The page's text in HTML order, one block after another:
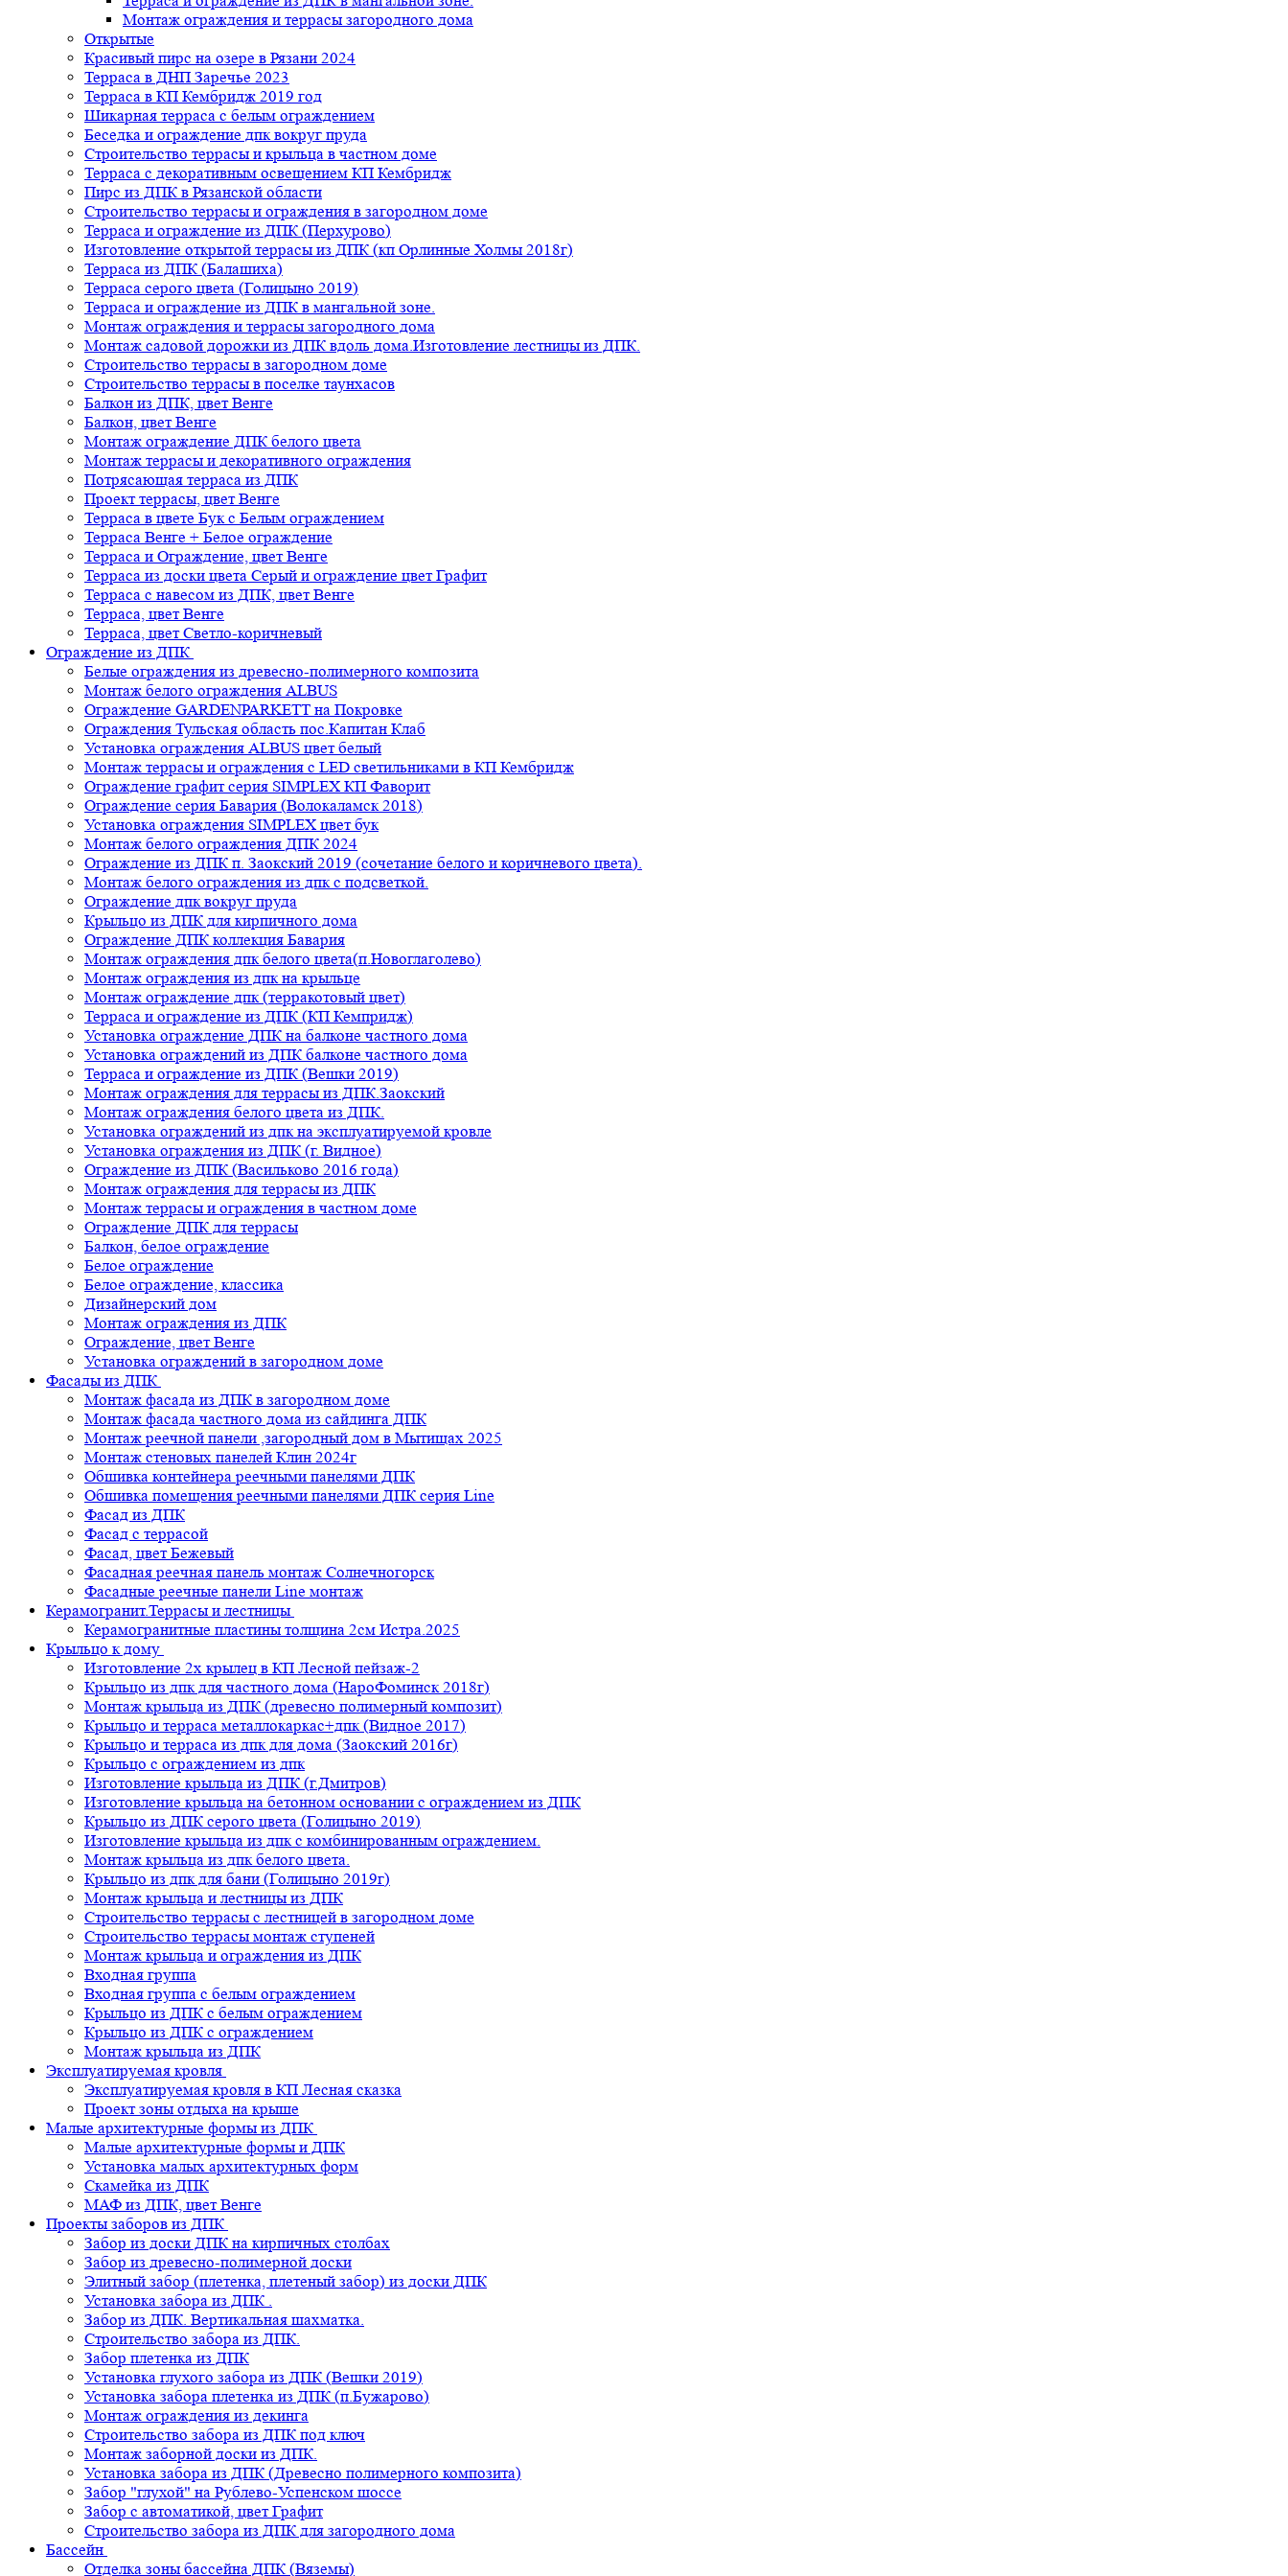
Монтаж ограждения и террасы загородного дома
Открытые
Красивый пирс на озере в Рязани 2024
Терраса в ДНП Заречье 2023
Терраса в КП Кембридж 2019 год
Шикарная терраса с белым ограждением
Беседка и ограждение дпк вокруг пруда
Строительство террасы и крыльца в частном доме
Терраса с декоративным освещением КП Кембридж
Пирс из ДПК в Рязанской области
Строительство террасы и ограждения в загородном доме
Терраса и ограждение из ДПК (Перхурово)
Изготовление открытой террасы из ДПК (кп Орлинные Холмы 2018г)
Терраса из ДПК (Балашиха)
Терраса серого цвета (Голицыно 2019)
Терраса и ограждение из ДПК в мангальной зоне.
Монтаж ограждения и террасы загородного дома
Монтаж садовой дорожки из ДПК вдоль дома.Изготовление лестницы из ДПК.
Строительство террасы в загородном доме
Строительство террасы в поселке таунхасов
Балкон из ДПК, цвет Венге
Балкон, цвет Венге
Монтаж ограждение ДПК белого цвета
Монтаж террасы и декоративного ограждения
Потрясающая терраса из ДПК
Проект террасы, цвет Венге
Терраса в цвете Бук с Белым ограждением
Терраса Венге + Белое ограждение
Терраса и Ограждение, цвет Венге
Терраса из доски цвета Серый и ограждение цвет Графит
Терраса с навесом из ДПК, цвет Венге
Терраса, цвет Венге
Терраса, цвет Светло-коричневый
Ограждение из ДПК
Белые ограждения из древесно-полимерного композита
Монтаж белого ограждения ALBUS
Ограждение GARDENPARKETT на Покровке
Ограждения Тульская область пос.Капитан Клаб
Установка ограждения ALBUS цвет белый
Монтаж террасы и ограждения с LED светильниками в КП Кембридж
Ограждение графит серия SIMPLEX КП Фаворит
Ограждение серия Бавария (Волокаламск 2018)
Установка ограждения SIMPLEX цвет бук
Монтаж белого ограждения ДПК 2024
Ограждение из ДПК п. Заокский 2019 (сочетание белого и коричневого цвета).
Монтаж белого ограждения из дпк с подсветкой.
Ограждение дпк вокруг пруда
Крыльцо из ДПК для кирпичного дома
Ограждение ДПК коллекция Бавария
Монтаж ограждения дпк белого цвета(п.Новоглаголево)
Монтаж ограждения из дпк на крыльце
Монтаж ограждение дпк (терракотовый цвет)
Терраса и ограждение из ДПК (КП Кемпридж)
Установка ограждение ДПК на балконе частного дома
Установка ограждений из ДПК балконе частного дома
Терраса и ограждение из ДПК (Вешки 2019)
Монтаж ограждения для террасы из ДПК.Заокский
Монтаж ограждения белого цвета из ДПК.
Установка ограждений из дпк на эксплуатируемой кровле
Установка ограждения из ДПК (г. Видное)
Ограждение из ДПК (Васильково 2016 года)
Монтаж ограждения для террасы из ДПК
Монтаж террасы и ограждения в частном доме
Ограждение ДПК для террасы
Балкон, белое ограждение
Белое ограждение
Белое ограждение, классика
Дизайнерский дом
Монтаж ограждения из ДПК
Ограждение, цвет Венге
Установка ограждений в загородном доме
Фасады из ДПК
Монтаж фасада из ДПК в загородном доме
Монтаж фасада частного дома из сайдинга ДПК
Монтаж реечной панели ,загородный дом в Мытищах 2025
Монтаж стеновых панелей Клин 2024г
Обшивка контейнера реечными панелями ДПК
Обшивка помещения реечными панелями ДПК серия Line
Фасад из ДПК
Фасад с террасой
Фасад, цвет Бежевый
Фасадная реечная панель монтаж Солнечногорск
Фасадные реечные панели Line монтаж
Керамогранит.Террасы и лестницы
Керамогранитные пластины толщина 2см Истра.2025
Крыльцо к дому
Изготовление 2х крылец в КП Лесной пейзаж-2
Крыльцо из дпк для частного дома (НароФоминск 2018г)
Монтаж крыльца из ДПК (древесно полимерный композит)
Крыльцо и терраса металлокаркас+дпк (Видное 2017)
Крыльцо и терраса из дпк для дома (Заокский 2016г)
Крыльцо с ограждением из дпк
Изготовление крыльца из ДПК (г.Дмитров)
Изготовление крыльца на бетонном основании с ограждением из ДПК
Крыльцо из ДПК серого цвета (Голицыно 2019)
Изготовление крыльца из дпк с комбинированным ограждением.
Монтаж крыльца из дпк белого цвета.
Крыльцо из дпк для бани (Голицыно 2019г)
Монтаж крыльца и лестницы из ДПК
Строительство террасы с лестницей в загородном доме
Строительство террасы монтаж ступеней
Монтаж крыльца и ограждения из ДПК
Входная группа
Входная группа с белым ограждением
Крыльцо из ДПК с белым ограждением
Крыльцо из ДПК с ограждением
Монтаж крыльца из ДПК
Эксплуатируемая кровля
Эксплуатируемая кровля в КП Лесная сказка
Проект зоны отдыха на крыше
Малые архитектурные формы из ДПК
Малые архитектурные формы и ДПК
Установка малых архитектурных форм
Скамейка из ДПК
МАФ из ДПК, цвет Венге
Проекты заборов из ДПК
Забор из доски ДПК на кирпичных столбах
Забор из древесно-полимерной доски
Элитный забор (плетенка, плетеный забор) из доски ДПК
Установка забора из ДПК .
Забор из ДПК. Вертикальная шахматка.
Строительство забора из ДПК.
Забор плетенка из ДПК
Установка глухого забора из ДПК (Вешки 2019)
Установка забора плетенка из ДПК (п.Бужарово)
Монтаж ограждения из декинга
Строительство забора из ДПК под ключ
Монтаж заборной доски из ДПК.
Установка забора из ДПК (Древесно полимерного композита)
Забор "глухой" на Рублево-Успенском шоссе
Забор с автоматикой, цвет Графит
Строительство забора из ДПК для загородного дома
Бассейн
Отделка зоны бассейна ДПК (Вяземы)